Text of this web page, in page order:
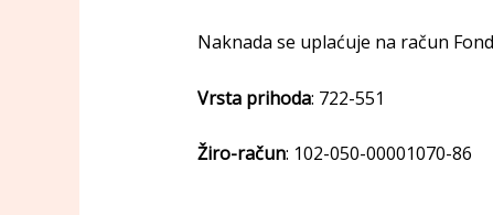
Naknada se uplaćuje na račun
Vrsta prihoda: 722-551
Žiro-račun: 102-050-00001070-86